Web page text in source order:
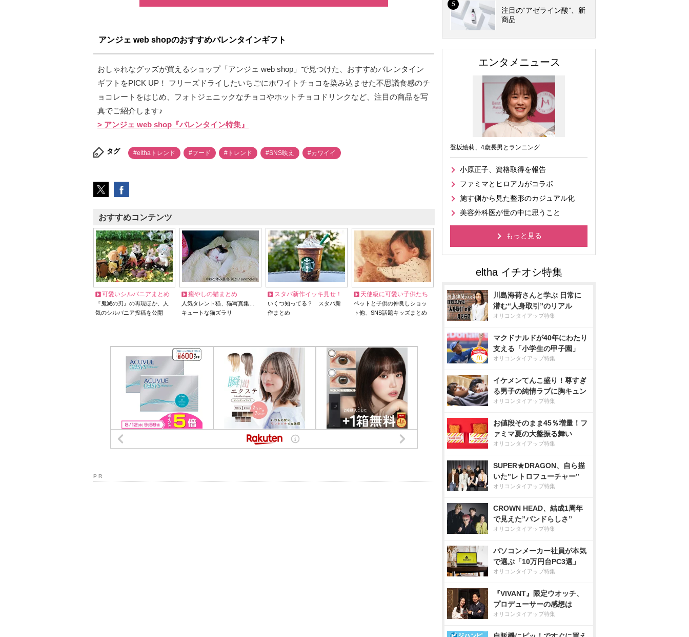
アンジェ web shopのおすすめバレンタインギフト
おしゃれなグッズが買えるショップ「アンジェ web shop」で見つけた、おすすめバレンタイン
ギフトをPICK UP！ フリーズドライしたいちごにホワイトチョコを染み込ませた不思議食感のチ
ョコレートをはじめ、フォトジェニックなチョコやホットチョコドリンクなど、注目の商品を写
真でご紹介します♪
> アンジェ web shop『バレンタイン特集』
タグ #elthaトレンド #フード #トレンド #SNS映え #カワイイ
おすすめコンテンツ
可愛いシルバニアまとめ
『鬼滅の刃』の再現ほか、人
気のシルバニア投稿を公開
癒やしの猫まとめ
人気タレント猫、猫写真集…
キュートな猫ズラリ
スタバ新作イッキ見せ！
いくつ知ってる？ スタバ新
作まとめ
天使級に可愛い子供たち
ペットと子供の仲良しショッ
ト他、SNS話題キッズまとめ
P R
注目の“アゼライン酸”、新
商品
エンタメニュース
登坂絵莉、4歳長男とランニング
小原正子、資格取得を報告
ファミマとヒロアカがコラボ
施す側から見た整形のカジュアル化
美容外科医が世の中に思うこと
もっと見る
川島海荷さんと学ぶ 日常に
潜む“人身取引”のリアル
オリコンタイアップ特集
マクドナルドが40年にわたり
支える「小学生の甲子園」
オリコンタイアップ特集
イケメンてんこ盛り！尊すぎ
る男子の純情ラブに胸キュン
オリコンタイアップ特集
お値段そのまま45％増量！フ
ァミマ夏の大盤振る舞い
オリコンタイアップ特集
SUPER★DRAGON、自ら描
いた”レトロフューチャー”
オリコンタイアップ特集
CROWN HEAD、結成1周年
で見えた”バンドらしさ”
オリコンタイアップ特集
パソコンメーカー社員が本気
で選ぶ「10万円台PC3選」
オリコンタイアップ特集
『VIVANT』限定ウオッチ、
プロデューサーの感想は
オリコンタイアップ特集